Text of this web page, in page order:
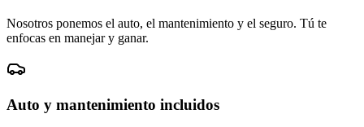
Nosotros ponemos el auto, el mantenimiento y el seguro. Tú te
enfocas en manejar y ganar.
Auto y mantenimiento incluidos